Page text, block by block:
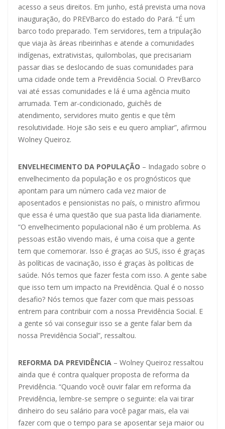
acesso a seus direitos. Em junho, está prevista uma nova
inauguração, do PREVBarco do estado do Pará. “É um
barco todo preparado. Tem servidores, tem a tripulação
que viaja às áreas ribeirinhas e atende a comunidades
indígenas, extrativistas, quilombolas, que precisariam
passar dias se deslocando de suas comunidades para
uma cidade onde tem a Previdência Social. O PrevBarco
vai até essas comunidades e lá é uma agência muito
arrumada. Tem ar-condicionado, guichês de
atendimento, servidores muito gentis e que têm
resolutividade. Hoje são seis e eu quero ampliar”, afirmou
Wolney Queiroz.
ENVELHECIMENTO DA POPULAÇÃO – Indagado sobre o
envelhecimento da população e os prognósticos que
apontam para um número cada vez maior de
aposentados e pensionistas no país, o ministro afirmou
que essa é uma questão que sua pasta lida diariamente.
“O envelhecimento populacional não é um problema. As
pessoas estão vivendo mais, é uma coisa que a gente
tem que comemorar. Isso é graças ao SUS, isso é graças
às políticas de vacinação, isso é graças às políticas de
saúde. Nós temos que fazer festa com isso. A gente sabe
que isso tem um impacto na Previdência. Qual é o nosso
desafio? Nós temos que fazer com que mais pessoas
entrem para contribuir com a nossa Previdência Social. E
a gente só vai conseguir isso se a gente falar bem da
nossa Previdência Social”, ressaltou.
REFORMA DA PREVIDÊNCIA – Wolney Queiroz ressaltou
ainda que é contra qualquer proposta de reforma da
Previdência. “Quando você ouvir falar em reforma da
Previdência, lembre-se sempre o seguinte: ela vai tirar
dinheiro do seu salário para você pagar mais, ela vai
fazer com que o tempo para se aposentar seja maior ou